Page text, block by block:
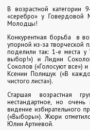
В возрастной категории
«серебро» у Говердовой
Молодцы!
Конкурентная борьба в
упорной из-за творческой
поделили так: 1-е места
выбор!») и Лидии
Соколов («Голосуют все»)
Ксении Полищук («В
чистого листа»).
Старшая возрастная
нестандартное, но
видение избирательного
(«Выборы»). Жюри
Юлии Артиевой.